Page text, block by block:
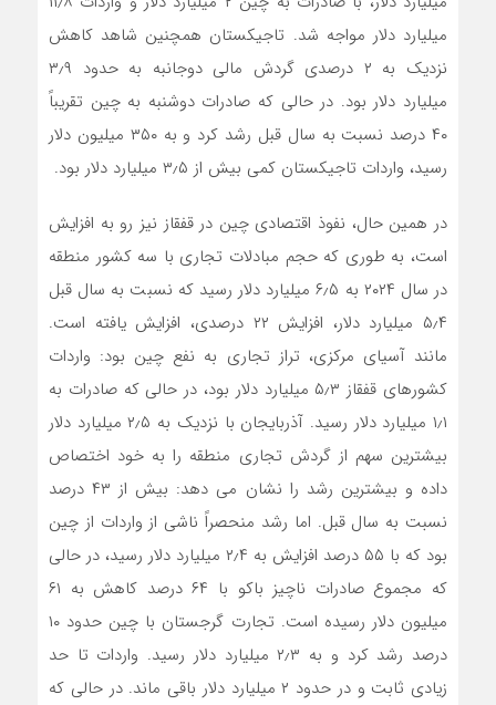
میلیارد دلار مواجه شد. تاجیکستان همچنین شاهد کاهش
نزدیک به ۲ درصدی گردش مالی دوجانبه به حدود ۳٫۹
میلیارد دلار بود. در حالی که صادرات دوشنبه به چین تقریباً
۴۰ درصد نسبت به سال قبل رشد کرد و به ۳۵۰ میلیون دلار
رسید، واردات تاجیکستان کمی بیش از ۳٫۵ میلیارد دلار بود.
در همین حال، نفوذ اقتصادی چین در قفقاز نیز رو به افزایش
است، به طوری که حجم مبادلات تجاری با سه کشور منطقه
در سال ۲۰۲۴ به ۶٫۵ میلیارد دلار رسید که نسبت به سال قبل
۵٫۴ میلیارد دلار، افزایش ۲۲ درصدی، افزایش یافته است.
مانند آسیای مرکزی، تراز تجاری به نفع چین بود: واردات
کشورهای قفقاز ۵٫۳ میلیارد دلار بود، در حالی که صادرات به
۱٫۱ میلیارد دلار رسید. آذربایجان با نزدیک به ۲٫۵ میلیارد دلار
بیشترین سهم از گردش تجاری منطقه را به خود اختصاص
داده و بیشترین رشد را نشان می دهد: بیش از ۴۳ درصد
نسبت به سال قبل. اما رشد منحصراً ناشی از واردات از چین
بود که با ۵۵ درصد افزایش به ۲٫۴ میلیارد دلار رسید، در حالی
که مجموع صادرات ناچیز باکو با ۶۴ درصد کاهش به ۶۱
میلیون دلار رسیده است. تجارت گرجستان با چین حدود ۱۰
درصد رشد کرد و به ۲٫۳ میلیارد دلار رسید. واردات تا حد
زیادی ثابت و در حدود ۲ میلیارد دلار باقی ماند. در حالی که